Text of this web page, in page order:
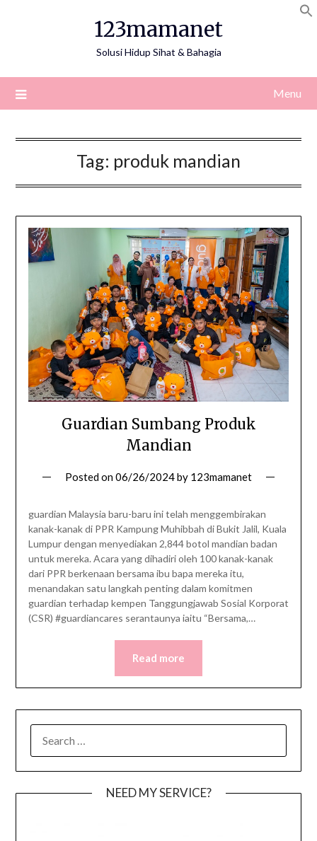
123mamanet
Solusi Hidup Sihat & Bahagia
Menu
Tag: produk mandian
Guardian Sumbang Produk
Mandian
Posted on06/26/2024by 123mamanet
guardian Malaysia baru-baru ini telah menggembirakan
kanak-kanak di PPR Kampung Muhibbah di Bukit Jalil, Kuala
Lumpur dengan menyediakan 2,844 botol mandian badan
untuk mereka. Acara yang dihadiri oleh 100 kanak-kanak
dari PPR berkenaan bersama ibu bapa mereka itu,
menandakan satu langkah penting dalam komitmen
guardian terhadap kempen Tanggungjawab Sosial Korporat
(CSR) #guardiancares serantaunya iaitu “Bersama,…
Read more
NEED MY SERVICE?